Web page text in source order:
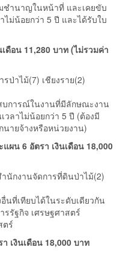
ชำนาญในหน้าที่ และเคยขับ
ไม่น้อยกว่า 5 ปี และได้รับใบ
ดือน 11,280 บาท (ไม่รวมค่า
ป่าไม้(7) เชียงราย(2)
การณ์ในงานที่มีลักษณะงาน
วลาไม่น้อยกว่า 5 ปี (ต้องมี
นายจ้างหรือหน่วยงาน)
ผน 6 อัตรา เงินเดือน 18,000
นักงานจัดการที่ดินป่าไม้(2)
ที่เทียบได้ในระดับเดียวกัน
รัฐกิจ เศรษฐศาสตร์
ตร์
เงินเดือน 18,000 บาท